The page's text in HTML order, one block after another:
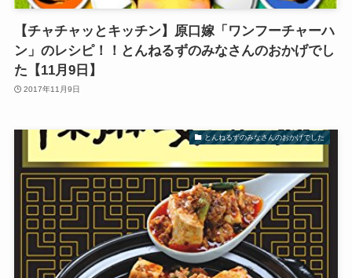
【チャチャッとキッチン】原口嫁「ワンフーチャーハ
ン」のレシピ！！とんねるずのみなさんのおかげでし
た【11月9日】
2017年11月9日
とんねるずのみなさんのおかげでした